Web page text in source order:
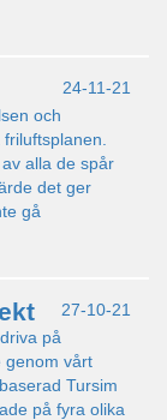
24-11-21
och
alla de spår
det ger
gå
27-10-21
på
genom vårt
Tursim
på fyra olika